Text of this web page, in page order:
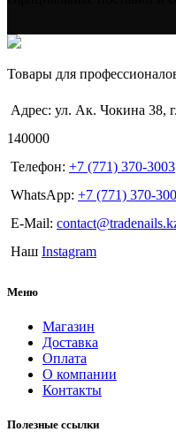
Товары для
Адрес: ул. Ак. Чокина 38,
140000
Телефон: +7 (771) 370-3003
WhatsApp: +7 (771) 370-
E-Mail:
Наш Instagram
Меню
Магазин
Доставка
Оплата
О компании
Контакты
Полезные ссылки